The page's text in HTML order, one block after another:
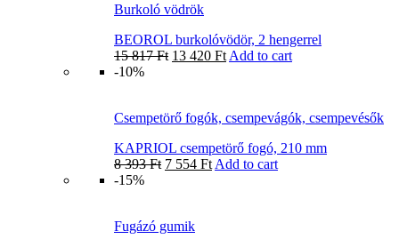
Burkoló vödrök
BEOROL burkolóvödör, 2 hengerrel
15 817Ft 13 420 Ft Add to cart
-10%
Csempetörő fogók, csempevágók, csempevésők
KAPRIOL csempetörő fogó, 210 mm
8 393Ft 7 554 Ft Add to cart
-15%
Fugázó gumik